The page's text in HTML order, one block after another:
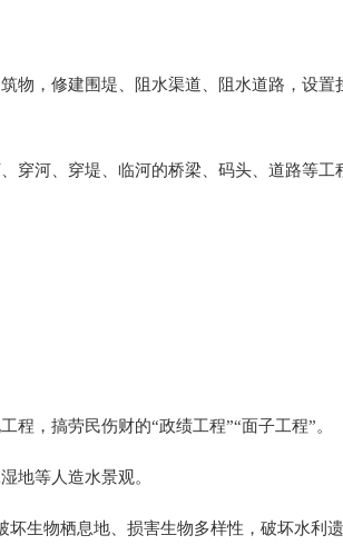
物，修建围堤、阻水渠道、阻水道路，设置
穿河、穿堤、临河的桥梁、码头、道路等工
，搞劳民伤财的“政绩工程”“面子工程”。
地等人造水景观。
生物栖息地、损害生物多样性，破坏水利遗